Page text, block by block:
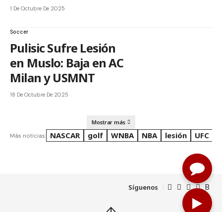
1 De Octubre De 2025
Soccer
Pulisic Sufre Lesión
en Muslo: Baja en AC
Milan y USMNT
18 De Octubre De 2025
Mostrar más
Más noticias: NASCAR golf WNBA NBA lesión UFC
Síguenos